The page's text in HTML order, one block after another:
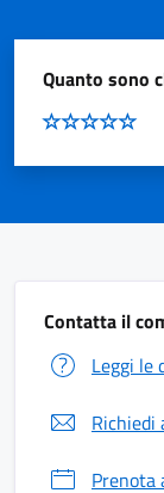
Quanto sono
Contatta il
Leggi le
Richiedi
Prenota